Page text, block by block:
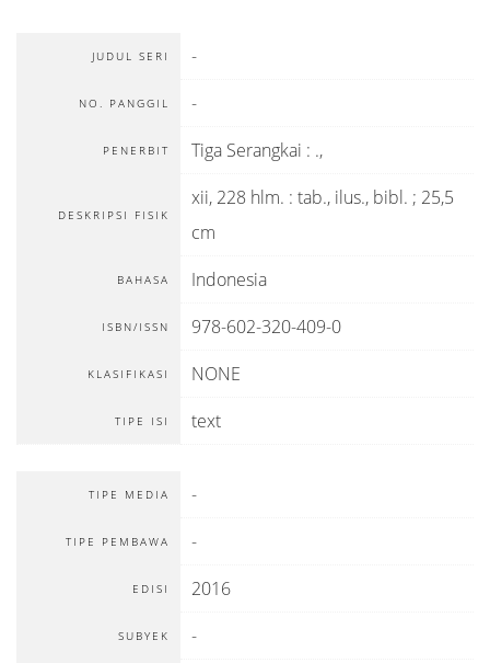
JUDUL SERI -
NO. PANGGIL -
PENERBIT Tiga Serangkai : .,
DESKRIPSI FISIK
xii, 228 hlm. : tab., ilus., bibl. ; 25,5
cm
BAHASA Indonesia
ISBN/ISSN 978-602-320-409-0
KLASIFIKASI NONE
TIPE ISI text
TIPE MEDIA -
TIPE PEMBAWA -
EDISI 2016
SUBYEK -